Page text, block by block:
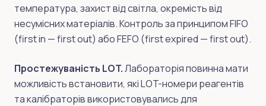
температура, захист від світла, окремість від
несумісних матеріалів. Контроль за принципом FIFO
(first in — first out) або FEFO (first expired — first out).
Простежуваність LOT.Лабораторія повинна мати
можливість встановити, які LOT-номери реагентів
та калібраторів використовувались для